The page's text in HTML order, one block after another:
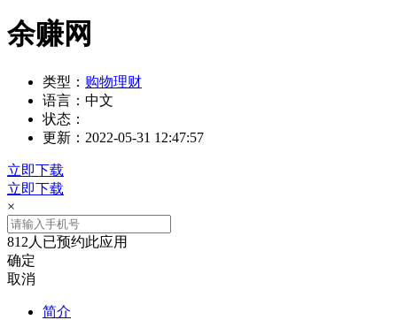
余赚网
类型： 购物理财
语言： 中文
状态：
更新： 2022-05-31 12:47:57
立即下载
立即下载
×
812人已预约此应用
确定
取消
简介